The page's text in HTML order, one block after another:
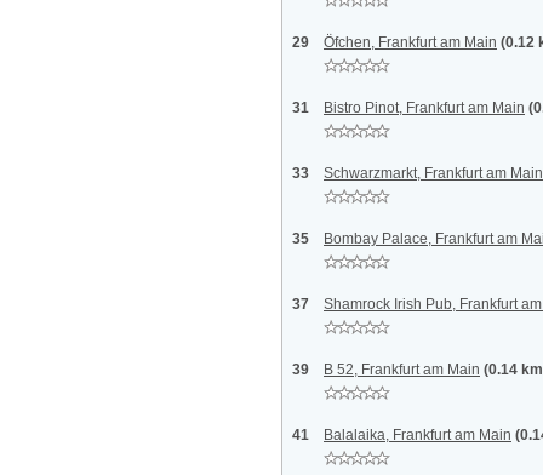
29 Öfchen, Frankfurt am Main (0.12
31 Bistro Pinot, Frankfurt am Main
33 Schwarzmarkt, Frankfurt am Main
35 Bombay Palace, Frankfurt am
37 Shamrock Irish Pub, Frankfurt
39 B 52, Frankfurt am Main (0.14
41 Balalaika, Frankfurt am Main